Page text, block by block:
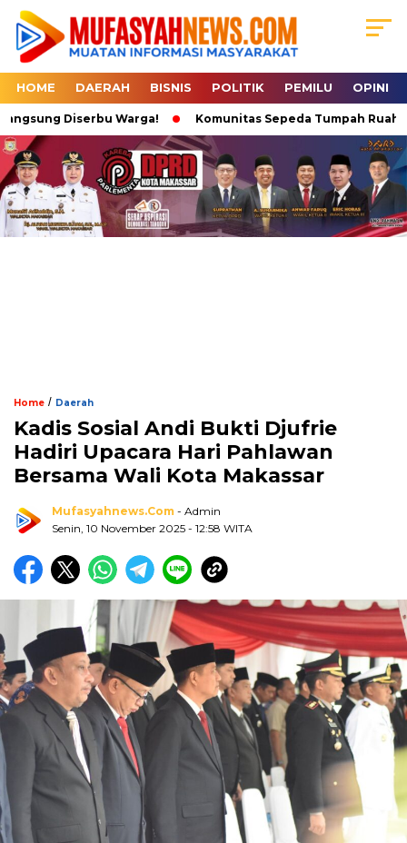
HOME DAERAH BISNIS POLITIK PEMILU OPINI
Diserbu Warga! Komunitas Sepeda Tumpah Ruah di
Home / Daerah
Kadis Sosial Andi Bukti Djufrie
Hadiri Upacara Hari Pahlawan
Bersama Wali Kota Makassar
Mufasyahnews.com - Admin
Senin, 10 November 2025 - 12:58 WITA